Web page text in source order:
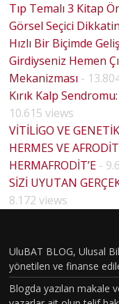
Tıp Temalı 3 Kitap
Görsel Seçici
Hızlı Bir Biçimde
Girdiyseniz Hemen
Mekanizması -
Kırık Kalp
10.615 views
VİTİLİGO VE GENETİK
HERMES VE
HERMAFRODİT’E -
SİZİ UYUTAN
8.172 views
UluBAT BLOG, Ulusal
yönetilen ve finanse
Blogda yazılan makale